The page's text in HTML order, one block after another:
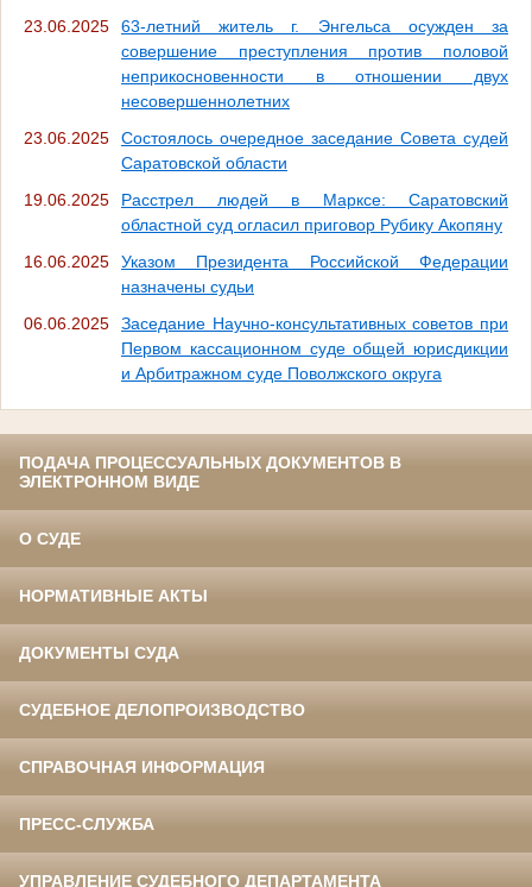
23.06.2025
63-летний житель г. Энгельса осужден за
совершение преступления против половой
неприкосновенности в отношении двух
несовершеннолетних
23.06.2025
Состоялось очередное заседание Совета судей
Саратовской области
19.06.2025
Расстрел людей в Марксе: Саратовский
областной суд огласил приговор Рубику Акопяну
16.06.2025
Указом Президента Российской Федерации
назначены судьи
06.06.2025
Заседание Научно-консультативных советов при
Первом кассационном суде общей юрисдикции
и Арбитражном суде Поволжского округа
ПОДАЧА ПРОЦЕССУАЛЬНЫХ ДОКУМЕНТОВ В
ЭЛЕКТРОННОМ ВИДЕ
О СУДЕ
НОРМАТИВНЫЕ АКТЫ
ДОКУМЕНТЫ СУДА
СУДЕБНОЕ ДЕЛОПРОИЗВОДСТВО
СПРАВОЧНАЯ ИНФОРМАЦИЯ
ПРЕСС-СЛУЖБА
УПРАВЛЕНИЕ СУДЕБНОГО ДЕПАРТАМЕНТА